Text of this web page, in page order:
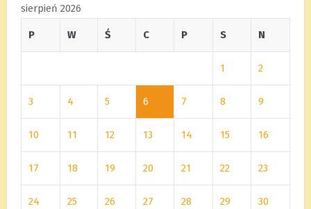
sierpień 2026
P W Ś C P S N
1 2
3 4 5 6 7 8 9
10 11 12 13 14 15 16
17 18 19 20 21 22 23
24 25 26 27 28 29 30